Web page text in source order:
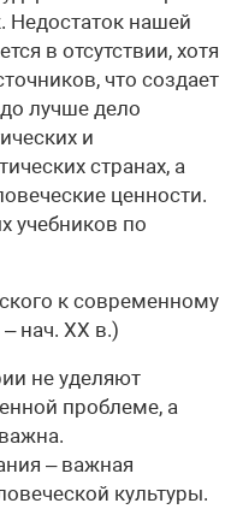
Недостаток нашей
в отсутствии, хотя
что создает
лучше дело
и
странах, а
ценности.
учебников по
к современному
нач. XX в.)
не уделяют
проблеме, а
– важная
культуры.